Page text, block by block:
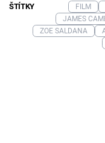
ŠTÍTKY FILM
JAMES
ZOE SALDANA